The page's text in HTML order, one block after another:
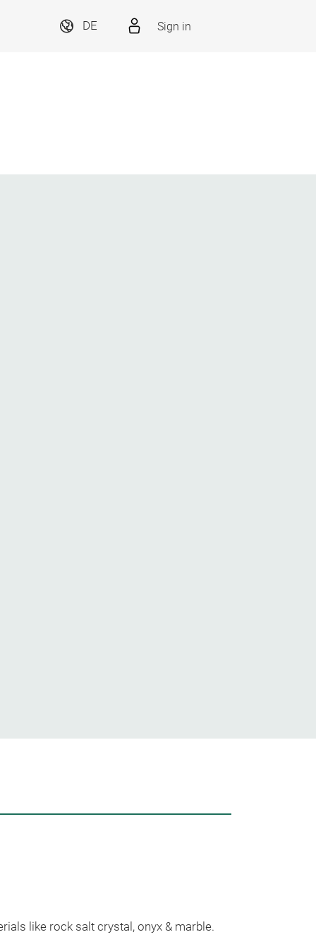
DE Sign in
like rock salt crystal, onyx & marble.